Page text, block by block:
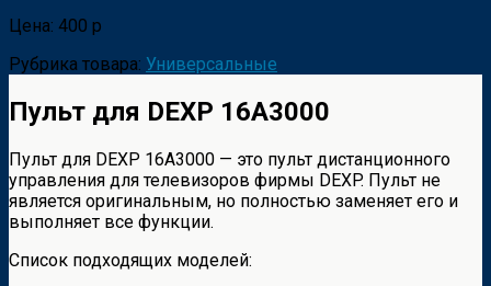
Цена: 400 р
Рубрика товара: Универсальные
Пульт для DEXP 16A3000
Пульт для DEXP 16A3000 — это пульт дистанционного
управления для телевизоров фирмы DEXP. Пульт не
является оригинальным, но полностью заменяет его и
выполняет все функции.
Список подходящих моделей: